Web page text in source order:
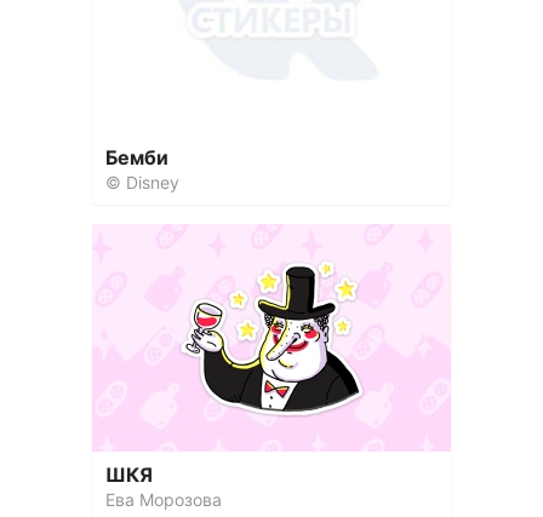
Бемби
© Disney
ШКЯ
Ева Морозова